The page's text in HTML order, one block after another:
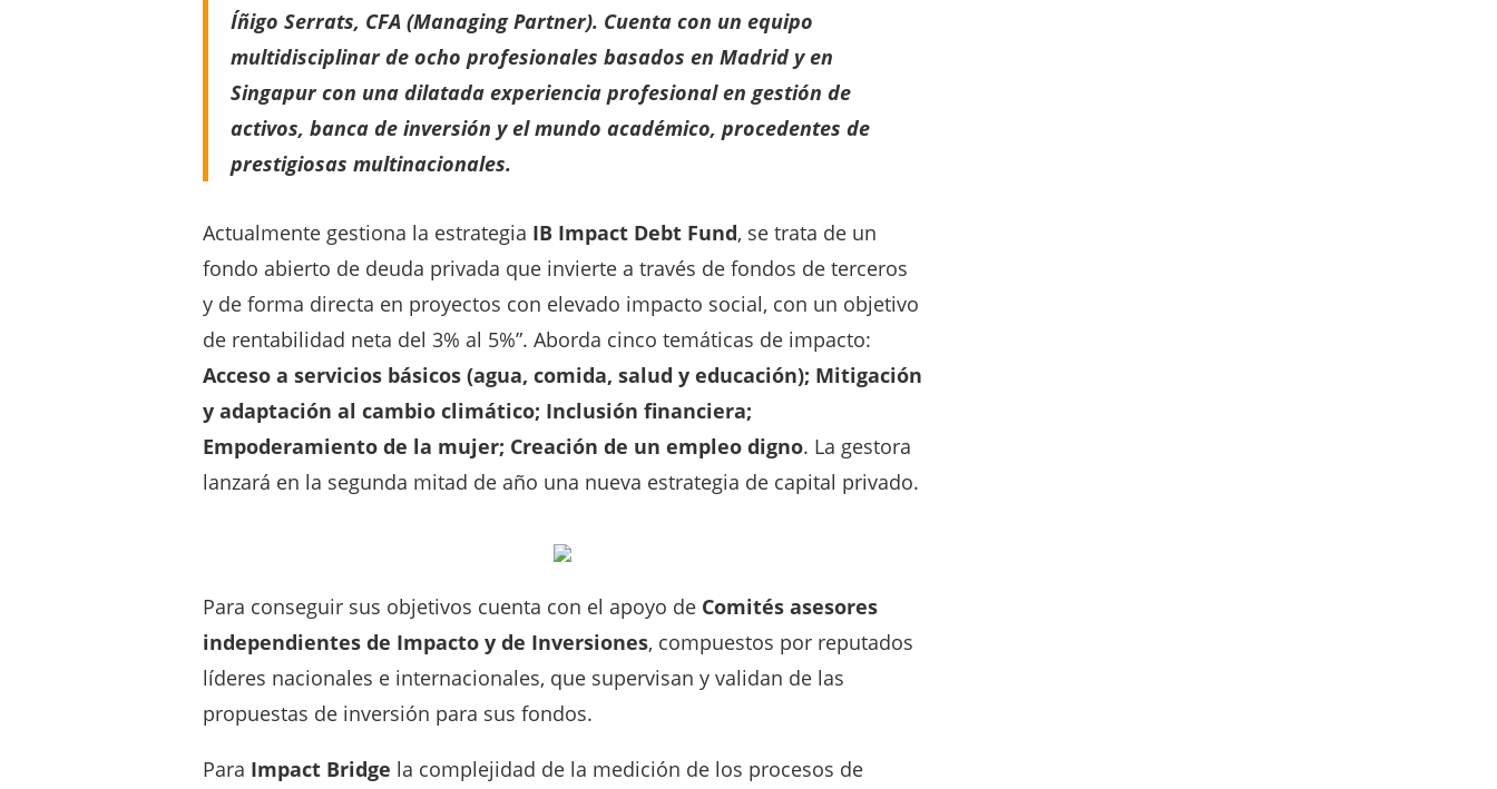
Íñigo Serrats, CFA (Managing Partner). Cuenta con un equipo
multidisciplinar de ocho profesionales basados en Madrid y en
Singapur con una dilatada experiencia profesional en gestión de
activos, banca de inversión y el mundo académico, procedentes de
prestigiosas multinacionales.
Actualmente gestiona la estrategia IB Impact Debt Fund, se trata de un
fondo abierto de deuda privada que invierte a través de fondos de terceros
y de forma directa en proyectos con elevado impacto social, con un objetivo
de rentabilidad neta del 3% al 5%”. Aborda cinco temáticas de impacto:
Acceso a servicios básicos (agua, comida, salud y educación); Mitigación
y adaptación al cambio climático; Inclusión financiera;
Empoderamiento de la mujer; Creación de un empleo digno. La gestora
lanzará en la segunda mitad de año una nueva estrategia de capital privado.
Para conseguir sus objetivos cuenta con el apoyo de Comités asesores
independientes de Impacto y de Inversiones, compuestos por reputados
líderes nacionales e internacionales, que supervisan y validan de las
propuestas de inversión para sus fondos.
Para Impact Bridge la complejidad de la medición de los procesos de